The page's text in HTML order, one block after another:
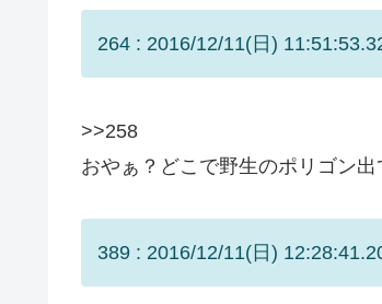
264 : 2016/12/11(日)
>>258
おやぁ？どこで野生のポリゴン出
389 : 2016/12/11(日)